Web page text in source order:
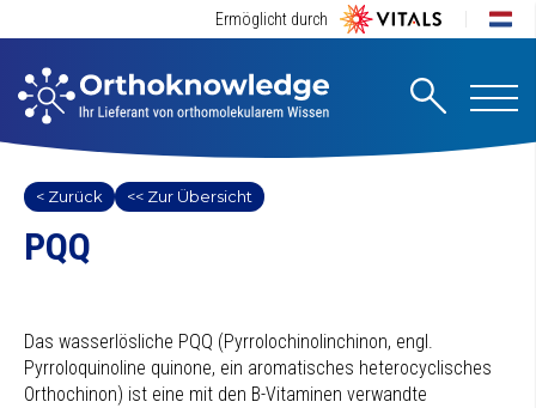
Ermöglicht durch
< Zurück << Zur Übersicht
PQQ
Das wasserlösliche PQQ (Pyrrolochinolinchinon, engl.
Pyrroloquinoline quinone, ein aromatisches heterocyclisches
Orthochinon) ist eine mit den B-Vitaminen verwandte